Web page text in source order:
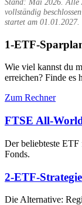
vollständig
startet am 01.01.2027.
1-ETF-
Wie viel kannst du
erreichen? Finde es
Zum Rechner
FTSE All-
Der beliebteste
Fonds.
2-ETF-Strategie
Die Alternative: